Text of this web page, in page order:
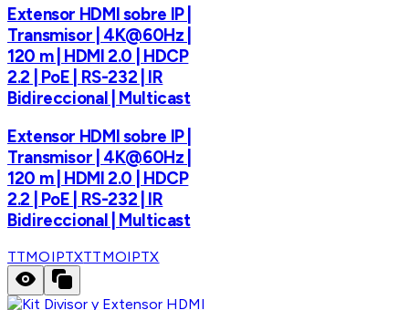
Extensor HDMI sobre IP |
Transmisor | 4K@60Hz |
120 m | HDMI 2.0 | HDCP
2.2 | PoE | RS-232 | IR
Bidireccional | Multicast
Extensor HDMI sobre IP |
Transmisor | 4K@60Hz |
120 m | HDMI 2.0 | HDCP
2.2 | PoE | RS-232 | IR
Bidireccional | Multicast
TTMOIPTXTTMOIPTX